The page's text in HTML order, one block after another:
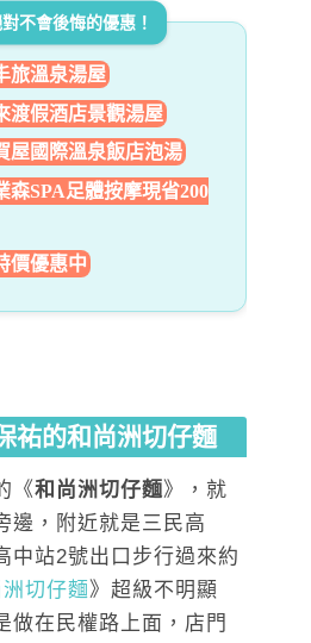
不會後悔的優惠！
旅溫泉湯屋
渡假酒店景觀湯屋
屋國際溫泉飯店泡湯
森SPA足體按摩現省200
價優惠中
祐的和尚洲切仔麵
《和尚洲切仔麵》，就
邊，附近就是三民高
中站2號出口步行過來約
切仔麵》超級不明顯
做在民權路上面，店門